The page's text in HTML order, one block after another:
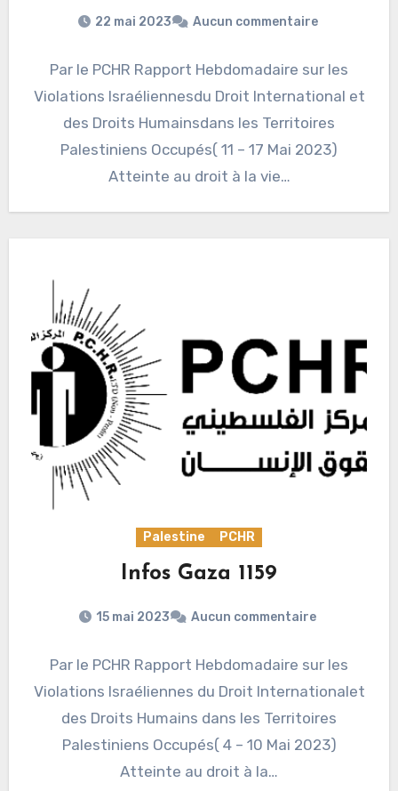
22 mai 2023 Aucun commentaire
Par le PCHR Rapport Hebdomadaire sur les
Violations Israéliennesdu Droit International et
des Droits Humainsdans les Territoires
Palestiniens Occupés( 11 – 17 Mai 2023)
Atteinte au droit à la vie…
Palestine PCHR
Infos Gaza 1159
15 mai 2023 Aucun commentaire
Par le PCHR Rapport Hebdomadaire sur les
Violations Israéliennes du Droit Internationalet
des Droits Humains dans les Territoires
Palestiniens Occupés( 4 – 10 Mai 2023)
Atteinte au droit à la…